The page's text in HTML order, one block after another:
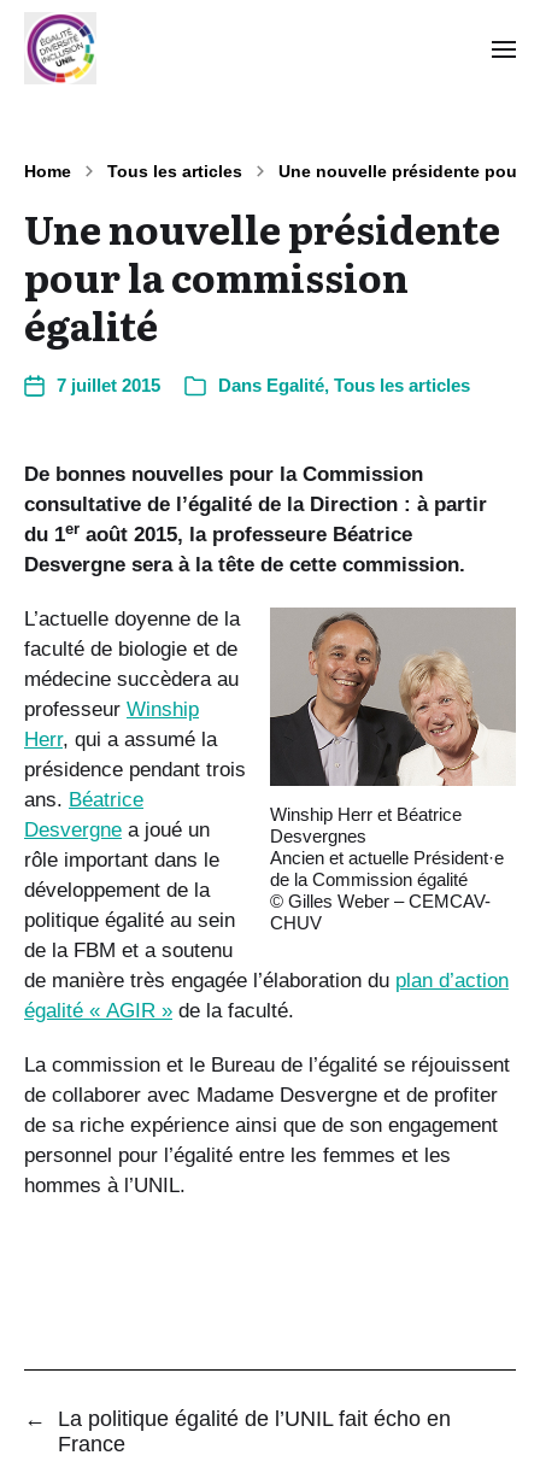
Home Tous les articles Une nouvelle présidente pour
Une nouvelle présidente
pour la commission
égalité
7 juillet 2015 Dans Egalité, Tous les articles
De bonnes nouvelles pour la Commission
consultative de l’égalité de la Direction : à partir
du 1er août 2015, la professeure Béatrice
Desvergne sera à la tête de cette commission.
Winship Herr et Béatrice
Desvergnes
Ancien et actuelle Président·e
de la Commission égalité
© Gilles Weber – CEMCAV-
CHUV
L’actuelle doyenne de la
faculté de biologie et de
médecine succèdera au
professeur Winship
Herr, qui a assumé la
présidence pendant trois
ans. Béatrice
Desvergne a joué un
rôle important dans le
développement de la
politique égalité au sein
de la FBM et a soutenu
de manière très engagée l’élaboration du plan d’action
égalité « AGIR » de la faculté.
La commission et le Bureau de l’égalité se réjouissent
de collaborer avec Madame Desvergne et de profiter
de sa riche expérience ainsi que de son engagement
personnel pour l’égalité entre les femmes et les
hommes à l’UNIL.
←
La politique égalité de l’UNIL fait écho en
France